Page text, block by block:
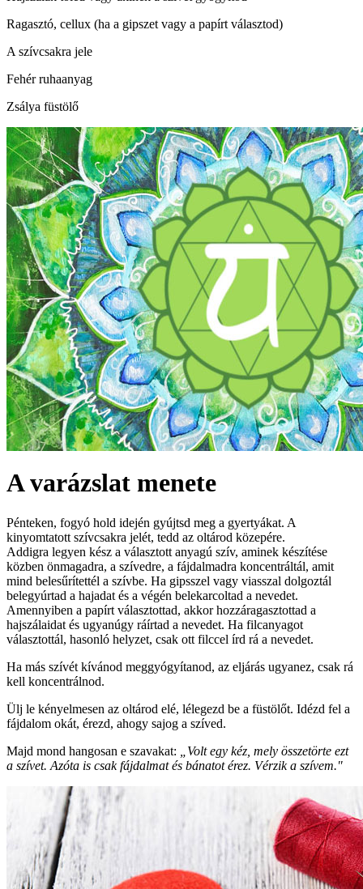
Ragasztó, cellux (ha a gipszet vagy a papírt választod)
A szívcsakra jele
Fehér ruhaanyag
Zsálya füstölő
A varázslat menete
Pénteken, fogyó hold idején gyújtsd meg a gyertyákat. A
kinyomtatott szívcsakra jelét, tedd az oltárod közepére.
Addigra legyen kész a választott anyagú szív, aminek készítése
közben önmagadra, a szívedre, a fájdalmadra koncentráltál, amit
mind belesűrítettél a szívbe. Ha gipsszel vagy viasszal dolgoztál
belegyúrtad a hajadat és a végén belekarcoltad a nevedet.
Amennyiben a papírt választottad, akkor hozzáragasztottad a
hajszálaidat és ugyanúgy ráírtad a nevedet. Ha filcanyagot
választottál, hasonló helyzet, csak ott filccel írd rá a nevedet.
Ha más szívét kívánod meggyógyítanod, az eljárás ugyanez, csak rá
kell koncentrálnod.
Ülj le kényelmesen az oltárod elé, lélegezd be a füstölőt. Idézd fel a
fájdalom okát, érezd, ahogy sajog a szíved.
Majd mond hangosan e szavakat:
„Volt egy kéz, mely összetörte ezt
a szívet. Azóta is csak fájdalmat és bánatot érez. Vérzik a szívem."